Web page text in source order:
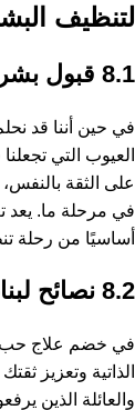
لتنظيف
8.1 قبول بشرتك: تقبل العيوب
في حين أننا قد
العيوب التي
على الثقة
في مرحلة ما. يعد
أساسيًا من رحلة
8.2 نصائح لبناء الثقة أثناء علاج حب الشباب
في خضم علاج حب
الذاتية وتعزيز
والعائلة الذين